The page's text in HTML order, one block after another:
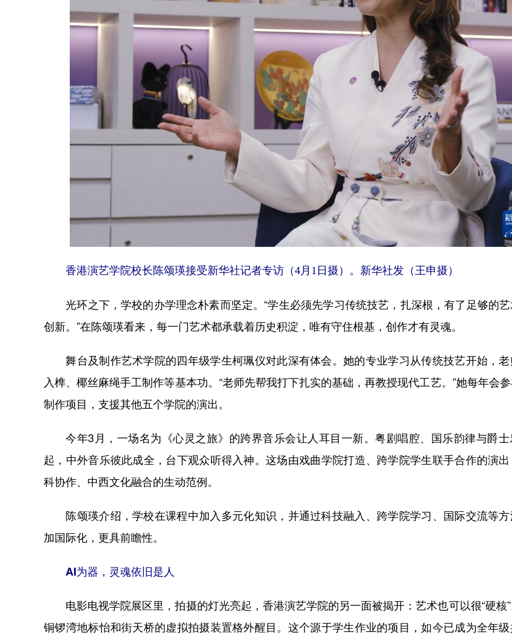
香港演艺学院校长陈颂瑛接受新华社记者专访（4月1日摄）。新华社发（王申摄）
光环之下，学校的办学理念朴素而坚定。“学生必须先学习传统技艺，扎深根，有了足够的艺
创新。”在陈颂瑛看来，每一门艺术都承载着历史积淀，唯有守住根基，创作才有灵魂。
舞台及制作艺术学院的四年级学生柯珮仪对此深有体会。她的专业学习从传统技艺开始，老
入榫、椰丝麻绳手工制作等基本功。“老师先帮我打下扎实的基础，再教授现代工艺。”她每年会
制作项目，支援其他五个学院的演出。
今年3月，一场名为《心灵之旅》的跨界音乐会让人耳目一新。粤剧唱腔、国乐韵律与爵士
起，中外音乐彼此成全，台下观众听得入神。这场由戏曲学院打造、跨学院学生联手合作的演
科协作、中西文化融合的生动范例。
陈颂瑛介绍，学校在课程中加入多元化知识，并通过科技融入、跨学院学习、国际交流等方
加国际化，更具前瞻性。
AI为器，灵魂依旧是人
电影电视学院展区里，拍摄的灯光亮起，香港演艺学院的另一面被揭开：艺术也可以很“硬核”
铜锣湾地标怡和街天桥的虚拟拍摄装置格外醒目。这个源于学生作业的项目，如今已成为全年